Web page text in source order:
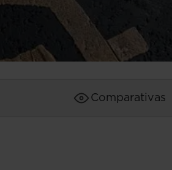
Comparativas